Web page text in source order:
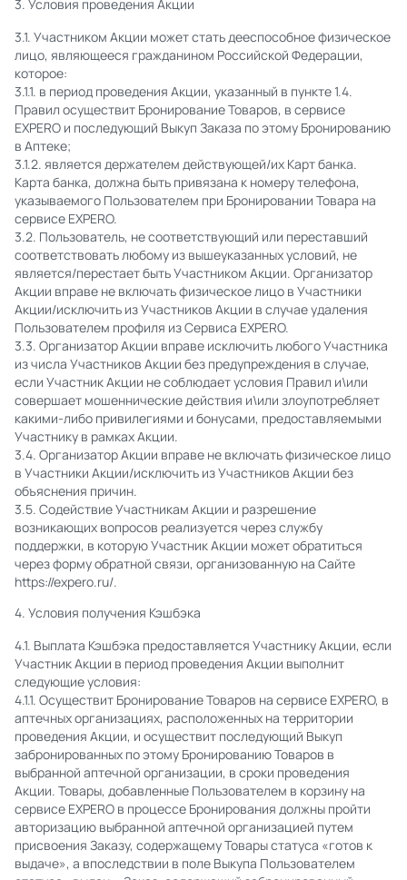
3. Условия проведения Акции
3.1. Участником Акции может стать дееспособное физическое
лицо, являющееся гражданином Российской Федерации,
которое:
3.1.1. в период проведения Акции, указанный в пункте 1.4.
Правил осуществит Бронирование Товаров, в сервисе
EXPERO и последующий Выкуп Заказа по этому Бронированию
в Аптеке;
3.1.2. является держателем действующей/их Карт банка.
Карта банка, должна быть привязана к номеру телефона,
указываемого Пользователем при Бронировании Товара на
сервисе EXPERO.
3.2. Пользователь, не соответствующий или переставший
соответствовать любому из вышеуказанных условий, не
является/перестает быть Участником Акции. Организатор
Акции вправе не включать физическое лицо в Участники
Акции/исключить из Участников Акции в случае удаления
Пользователем профиля из Сервиса EXPERO.
3.3. Организатор Акции вправе исключить любого Участника
из числа Участников Акции без предупреждения в случае,
если Участник Акции не соблюдает условия Правил и\или
совершает мошеннические действия и\или злоупотребляет
какими-либо привилегиями и бонусами, предоставляемыми
Участнику в рамках Акции.
3.4. Организатор Акции вправе не включать физическое лицо
в Участники Акции/исключить из Участников Акции без
объяснения причин.
3.5. Содействие Участникам Акции и разрешение
возникающих вопросов реализуется через службу
поддержки, в которую Участник Акции может обратиться
через форму обратной связи, организованную на Сайте
https://expero.ru/.
4. Условия получения Кэшбэка
4.1. Выплата Кэшбэка предоставляется Участнику Акции, если
Участник Акции в период проведения Акции выполнит
следующие условия:
4.1.1. Осуществит Бронирование Товаров на сервисе EXPERO, в
аптечных организациях, расположенных на территории
проведения Акции, и осуществит последующий Выкуп
забронированных по этому Бронированию Товаров в
выбранной аптечной организации, в сроки проведения
Акции. Товары, добавленные Пользователем в корзину на
сервисе EXPERO в процессе Бронирования должны пройти
авторизацию выбранной аптечной организацией путем
присвоения Заказу, содержащему Товары статуса «готов к
выдаче», а впоследствии в поле Выкупа Пользователем